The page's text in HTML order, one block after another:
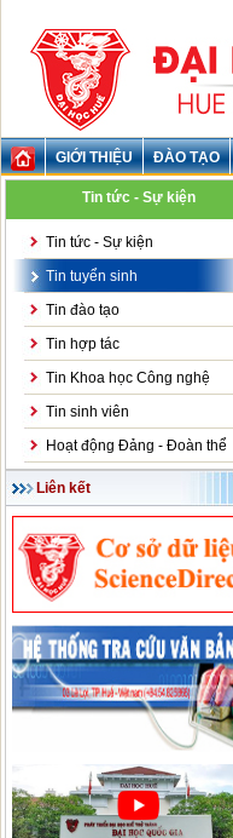
GIỚI THIỆU ĐÀO TẠO
Tin tức - Sự kiện
Tin tức - Sự kiện
Tin tuyển sinh
Tin đào tạo
Tin hợp tác
Tin Khoa học Công nghệ
Tin sinh viên
Hoạt động Đảng - Đoàn thể
Liên kết